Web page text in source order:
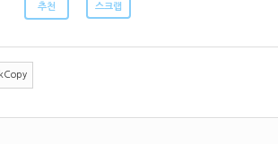
추천 스크랩